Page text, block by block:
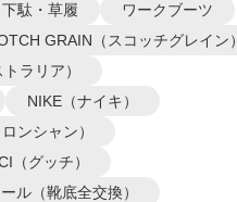
下駄・草履
ワークブーツ
GRAIN（スコッチグレイン）
ラリア）
NIKE（ナイキ）
ンシャン）
（グッチ）
ル（靴底全交換）